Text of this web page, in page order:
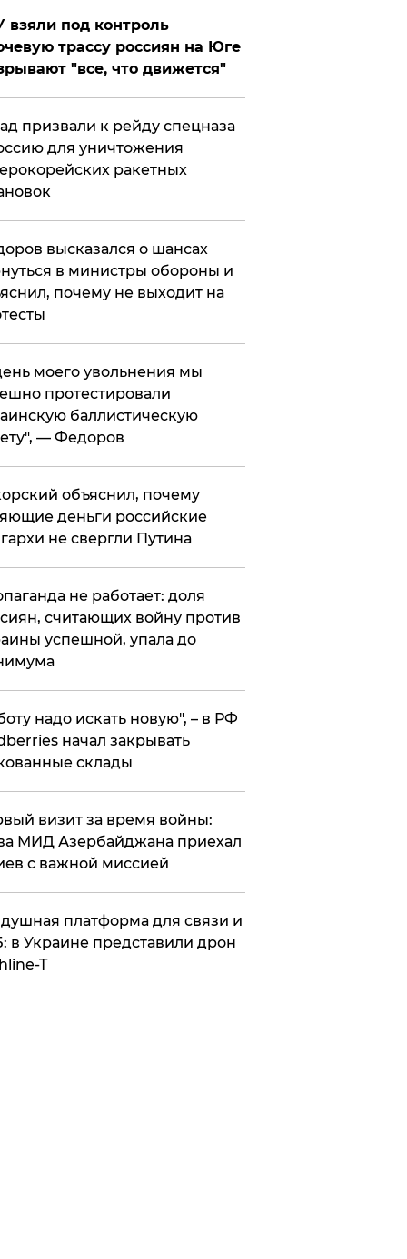
взяли под контроль
трассу россиян на Юге
"все, что движется"
призвали к рейду спецназа
для уничтожения
ракетных
высказался о шансах
в министры обороны и
почему не выходит на
моего увольнения мы
протестировали
баллистическую
— Федоров
объяснил, почему
деньги российские
не свергли Путина
не работает: доля
считающих войну против
успешной, упала до
надо искать новую", – в РФ
начал закрывать
склады
визит за время войны:
МИД Азербайджана приехал
с важной миссией
платформа для связи и
в Украине представили дрон
T